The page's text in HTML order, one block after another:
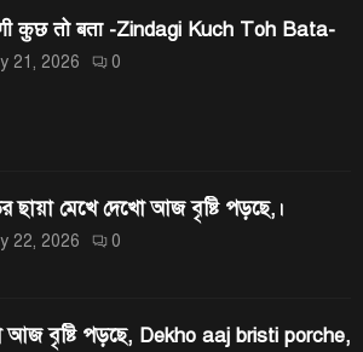
कुछ तो बता -Zindagi Kuch Toh Bata-
21, 2026 0
ছায়া মেখে দেখো আজ বৃষ্টি পড়ছে,।
22, 2026 0
আজ বৃষ্টি পড়ছে, Dekho aaj bristi porche,